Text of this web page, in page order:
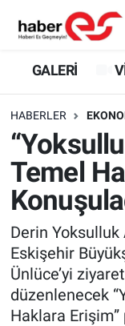
GALERİ
HABERLER
Temel
Derin Yoksulluk
Eskişehir
Ünlüce’yi
düzenlenecek
Haklara
GALERİ
YAZARLAR
GÜNDEM
SİYASET
TEKNOLOJİ
EKONOMİ
Eskişehir
Eskişehir
Süper Lig
Tüm
Son Dakika
Haber Arşivi